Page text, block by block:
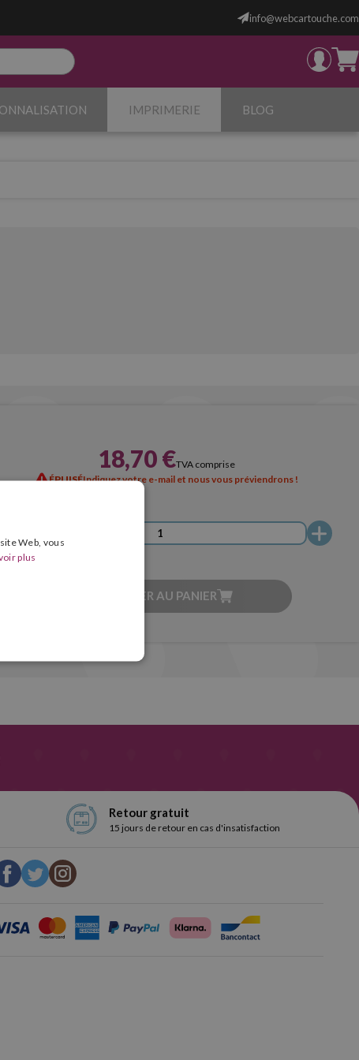
info@webcartouche.com
IMPRIMERIE BLOG
18,70 €TVA comprise
ÉPUISÉIndiquez votre e-mail et nous vous préviendrons !
AJOUTER AU PANIER
Retour gratuit
15 jours de retour en cas d'insatisfaction
Web, vous
plus